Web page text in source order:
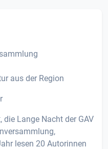
aus der Region
Lange Nacht der GAV
lesen 20 Autorinnen